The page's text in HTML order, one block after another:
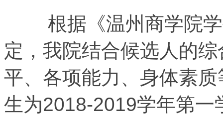
根据《温州商学院
定，我院结合候选人的
平、各项能力、身体素
生为2018-2019学年第一